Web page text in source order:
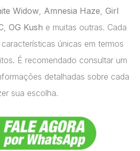
Widow Amnesia Haze Girl
OG Kush e muitas outras. Cada
únicas em termos
É recomendado consultar um
detalhadas sobre cada
sua escolha.